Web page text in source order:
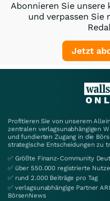
Abonnieren Sie
und verpassen Sie
Jetzt
Profitieren Sie von unserem
zentralen verlagsunabhängigen
und fundierten Zugang in die
strategische Entscheidungen zu
✅ Größte Finanz-Community
✅ über 550.000 registrierte
✅ rund 2.000 Beiträge pro Tag
✅ verlagsunabhängige Partner
BörsenNews